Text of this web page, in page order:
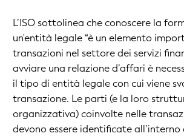
L’ISO sottolinea che conoscere la
un'entità legale “è un elemento
transazioni nel settore dei servizi
avviare una relazione d’affari è
il tipo di entità legale con cui viene
transazione. Le parti (e la loro
organizzativa) coinvolte nelle
devono essere identificate